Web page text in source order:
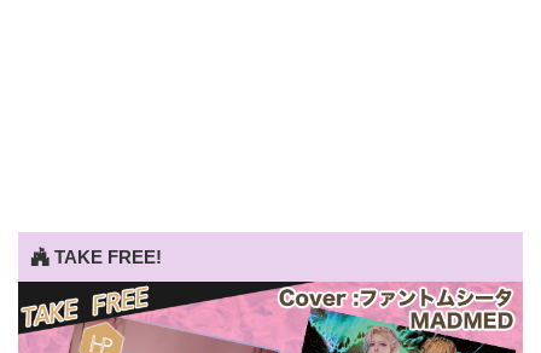
TAKE FREE!